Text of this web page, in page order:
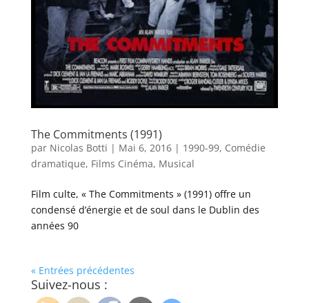
The Commitments (1991)
par Nicolas Botti | Mai 6, 2016| 1990-99, Comédie
dramatique, Films Cinéma, Musical
Film culte, « The Commitments » (1991) offre un
condensé d’énergie et de soul dans le Dublin des
années 90
« Entrées précédentes
Suivez-nous :